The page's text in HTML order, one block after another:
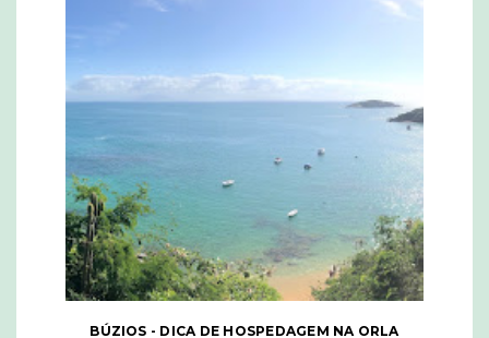
BÚZIOS - DICA DE HOSPEDAGEM NA ORLA